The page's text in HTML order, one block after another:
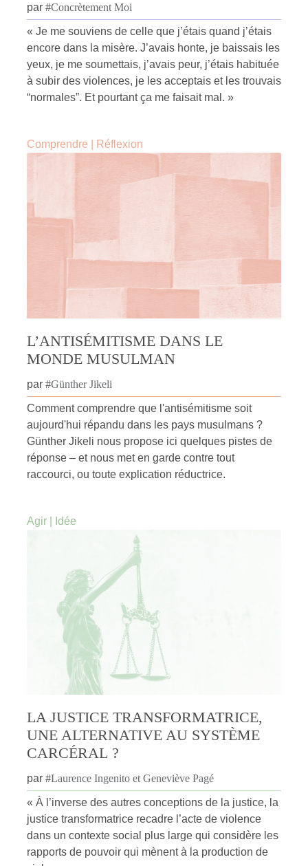
par #Concrètement Moi
« Je me souviens de celle que j’étais quand j’étais
encore dans la misère. J’avais honte, je baissais les
yeux, je me soumettais, j’avais peur, j’étais habituée
à subir des violences, je les acceptais et les trouvais
“normales”. Et pourtant ça me faisait mal. »
Comprendre Réflexion
L’ANTISÉMITISME DANS LE
MONDE MUSULMAN
par #Günther Jikeli
Comment comprendre que l'antisémitisme soit
aujourd'hui répandu dans les pays musulmans ?
Günther Jikeli nous propose ici quelques pistes de
réponse – et nous met en garde contre tout
raccourci, ou toute explication réductrice.
Agir Idée
LA JUSTICE TRANSFORMATRICE,
UNE ALTERNATIVE AU SYSTÈME
CARCÉRAL ?
par #Laurence Ingenito et Geneviève Pagé
« À l’inverse des autres conceptions de la justice, la
justice transformatrice recadre l’acte de violence
dans un contexte social plus large qui considère les
rapports de pouvoir qui mènent à la production de